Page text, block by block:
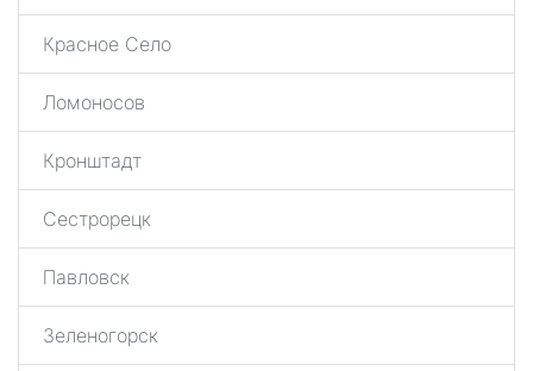
Красное Село
Ломоносов
Кронштадт
Сестрорецк
Павловск
Зеленогорск